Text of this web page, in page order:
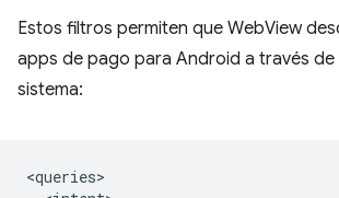
Estos filtros permiten que WebView
apps de pago para Android a través de
sistema: